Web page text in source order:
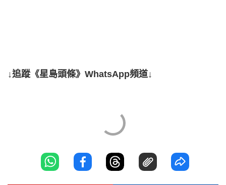
↓追蹤《星島頭條》WhatsApp頻道↓